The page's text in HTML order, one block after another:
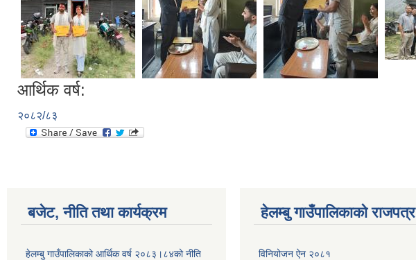
आर्थिक वर्ष:
२०८२/८३
बजेट, नीति तथा कार्यक्रम
हेलम्बु गाउँपालिकाको आर्थिक वर्ष २०८३।८४को नीति
हेलम्बु गाउँपालिकाको राजपत्र
विनियोजन ऐन २०८१